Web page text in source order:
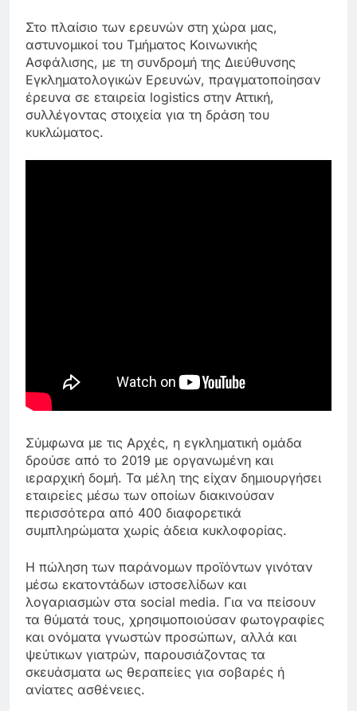
Στο πλαίσιο των ερευνών στη χώρα μας,
αστυνομικοί του Τμήματος Κοινωνικής
Ασφάλισης, με τη συνδρομή της Διεύθυνσης
Εγκληματολογικών Ερευνών, πραγματοποίησαν
έρευνα σε εταιρεία logistics στην Αττική,
συλλέγοντας στοιχεία για τη δράση του
κυκλώματος.
Σύμφωνα με τις Αρχές, η εγκληματική ομάδα
δρούσε από το 2019 με οργανωμένη και
ιεραρχική δομή. Τα μέλη της είχαν δημιουργήσει
εταιρείες μέσω των οποίων διακινούσαν
περισσότερα από 400 διαφορετικά
συμπληρώματα χωρίς άδεια κυκλοφορίας.
Η πώληση των παράνομων προϊόντων γινόταν
μέσω εκατοντάδων ιστοσελίδων και
λογαριασμών στα social media. Για να πείσουν
τα θύματά τους, χρησιμοποιούσαν φωτογραφίες
και ονόματα γνωστών προσώπων, αλλά και
ψεύτικων γιατρών, παρουσιάζοντας τα
σκευάσματα ως θεραπείες για σοβαρές ή
ανίατες ασθένειες.